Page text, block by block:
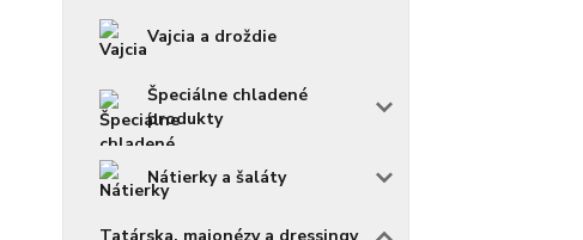
Vajcia a droždie
Špeciálne chladené
produkty
Nátierky a šaláty